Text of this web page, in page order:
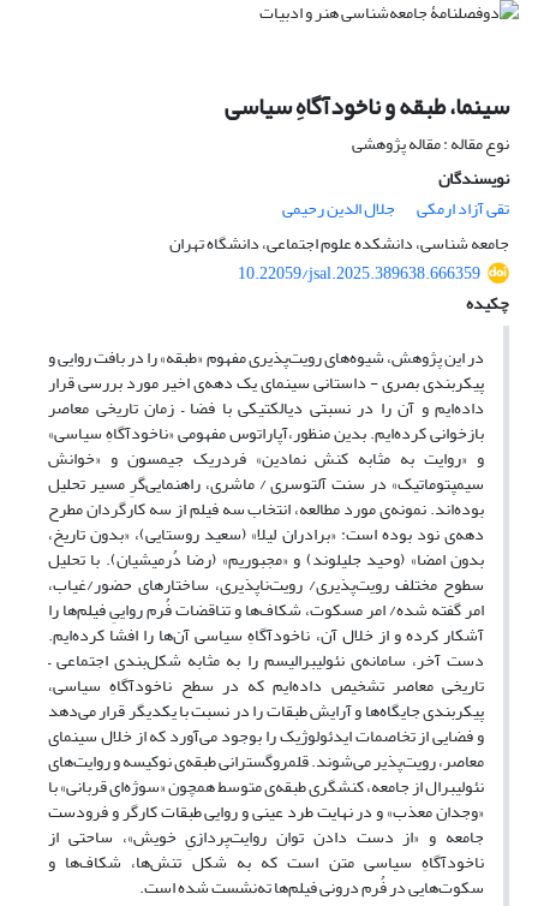
سینما، طبقه و ناخودآگاهِ سیاسی
نوع مقاله : مقاله پژوهشی
نویسندگان
تقی آزاد ارمکی
جلال الدین رحیمی
جامعه شناسی، دانشکده علوم اجتماعی، دانشگاه تهران
10.22059/jsal.2025.389638.666359
چکیده
در این پژوهش، شیوه‌های رویت‌پذیری مفهوم «طبقه» را در بافت روایی و
پیکربندی بصری - داستانی سینمای یک دهه‌ی اخیر مورد بررسی قرار
داده‌ایم و آن را در نسبتی دیالکتیکی با فضا – زمان تاریخی معاصر
بازخوانی کرده‌ایم. بدین منظور،آپاراتوس مفهومی «ناخودآگاهِ سیاسی»
و «روایت به مثابه کنش نمادین» فردریک جیمسون و «خوانش
سیمپتوماتیک» در سنت آلتوسری / ماشری، راهنمایی‌گرِ مسیر تحلیل
بوده‌اند. نمونه‌ی مورد مطالعه، انتخاب سه فیلم از سه کارگردان مطرح
دهه‌ی نود بوده است: «برادران لیلا» (سعید روستایی)، «بدون تاریخ،
بدون امضا» (وحید جلیلوند) و «مجبوریم» (رضا دُرمیشیان). با تحلیل
سطوح مختلف رویت‌پذیری/ رویت‌ناپذیری، ساختارهای حضور/غیاب،
امر گفته شده/ امر مسکوت، شکاف‌ها و تناقضات فُرم رواییِ فیلم‌ها را
آشکار کرده‌ و از خلال آن، ناخودآگاهِ سیاسی آن‌ها را افشا کرده‌ایم.
دست آخر، سامانه‌ی نئولیبرالیسم را به مثابه شکل‌بندی اجتماعی –
تاریخی معاصر تشخیص داده‌ایم که در سطح ناخودآگاهِ سیاسی،
پیکربندی جایگاه‌ها و آرایش طبقات را در نسبت با یکدیگر قرار می‌دهد
و فضایی از تخاصمات ایدئولوژیک را بوجود می‌آورد که از خلال سینمای
معاصر، رویت‌پذیر می‌شوند. قلمروگسترانی طبقه‌ی نوکیسه و روایت‌های
نئولیبرال از جامعه، کنشگری طبقه‌ی متوسط همچون «سوژه‌ای قربانی» با
«وجدان معذب» و در نهایت طرد عینی و روایی طبقات کارگر و فرودست
جامعه و «از دست دادن توان روایت‌پردازیِ خویش»، ساحتی از
ناخودآگاهِ سیاسی متن است که به شکل تنش‌ها، شکاف‌ها و
سکوت‌هایی در فُرم درونی فیلم‌ها ته‌نشست شده است.